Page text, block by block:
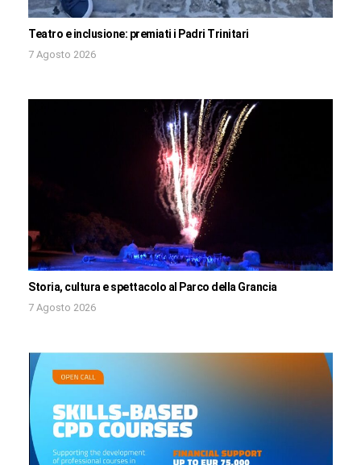
Teatro e inclusione: premiati i Padri Trinitari
7 Agosto 2026
Storia, cultura e spettacolo al Parco della Grancia
7 Agosto 2026